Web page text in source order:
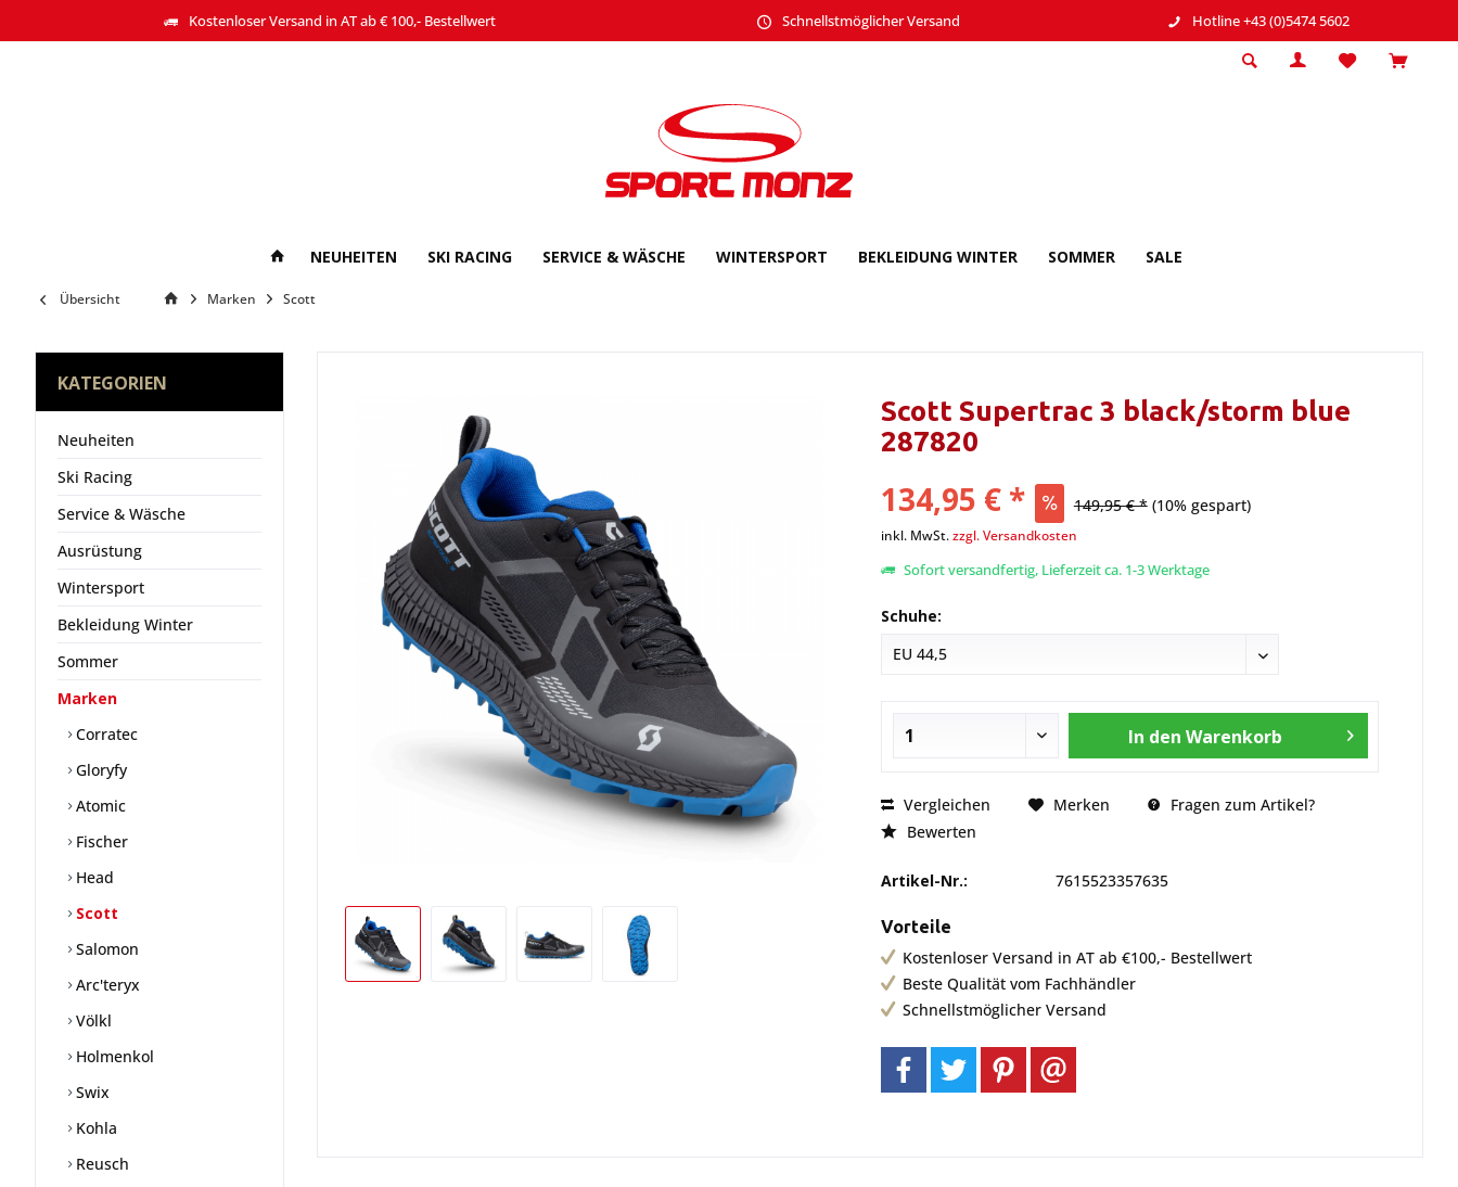
Kostenloser Versand in AT ab € 100,- Bestellwert Schnellstmöglicher Versand Hotline +43 (0)5474 5602
NEUHEITEN SKI RACING SERVICE & WÄSCHE WINTERSPORT BEKLEIDUNG WINTER SOMMER SALE
Übersicht Marken Scott
KATEGORIEN
Neuheiten
Ski Racing
Service & Wäsche
Ausrüstung
Wintersport
Bekleidung Winter
Sommer
Marken
Corratec
Gloryfy
Atomic
Fischer
Head
Scott
Salomon
Arc'teryx
Völkl
Holmenkol
Swix
Kohla
Reusch
Scott Supertrac 3 black/storm blue
287820
134,95 € * 149,95 € * (10% gespart)
inkl. MwSt.zzgl. Versandkosten
Sofort versandfertig, Lieferzeit ca. 1-3 Werktage
Schuhe:
In den Warenkorb
Vergleichen Merken
Fragen zum Artikel?
Bewerten
Artikel-Nr.: 7615523357635
Vorteile
Kostenloser Versand in AT ab €100,- Bestellwert
Beste Qualität vom Fachhändler
Schnellstmöglicher Versand